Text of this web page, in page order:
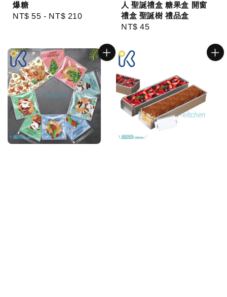
爆糖
Regular
NT$ 55 - NT$ 210
人 聖誕禮盒 糖果盒 開窗
禮盒 聖誕樹 禮品盒
Regular
NT$ 45